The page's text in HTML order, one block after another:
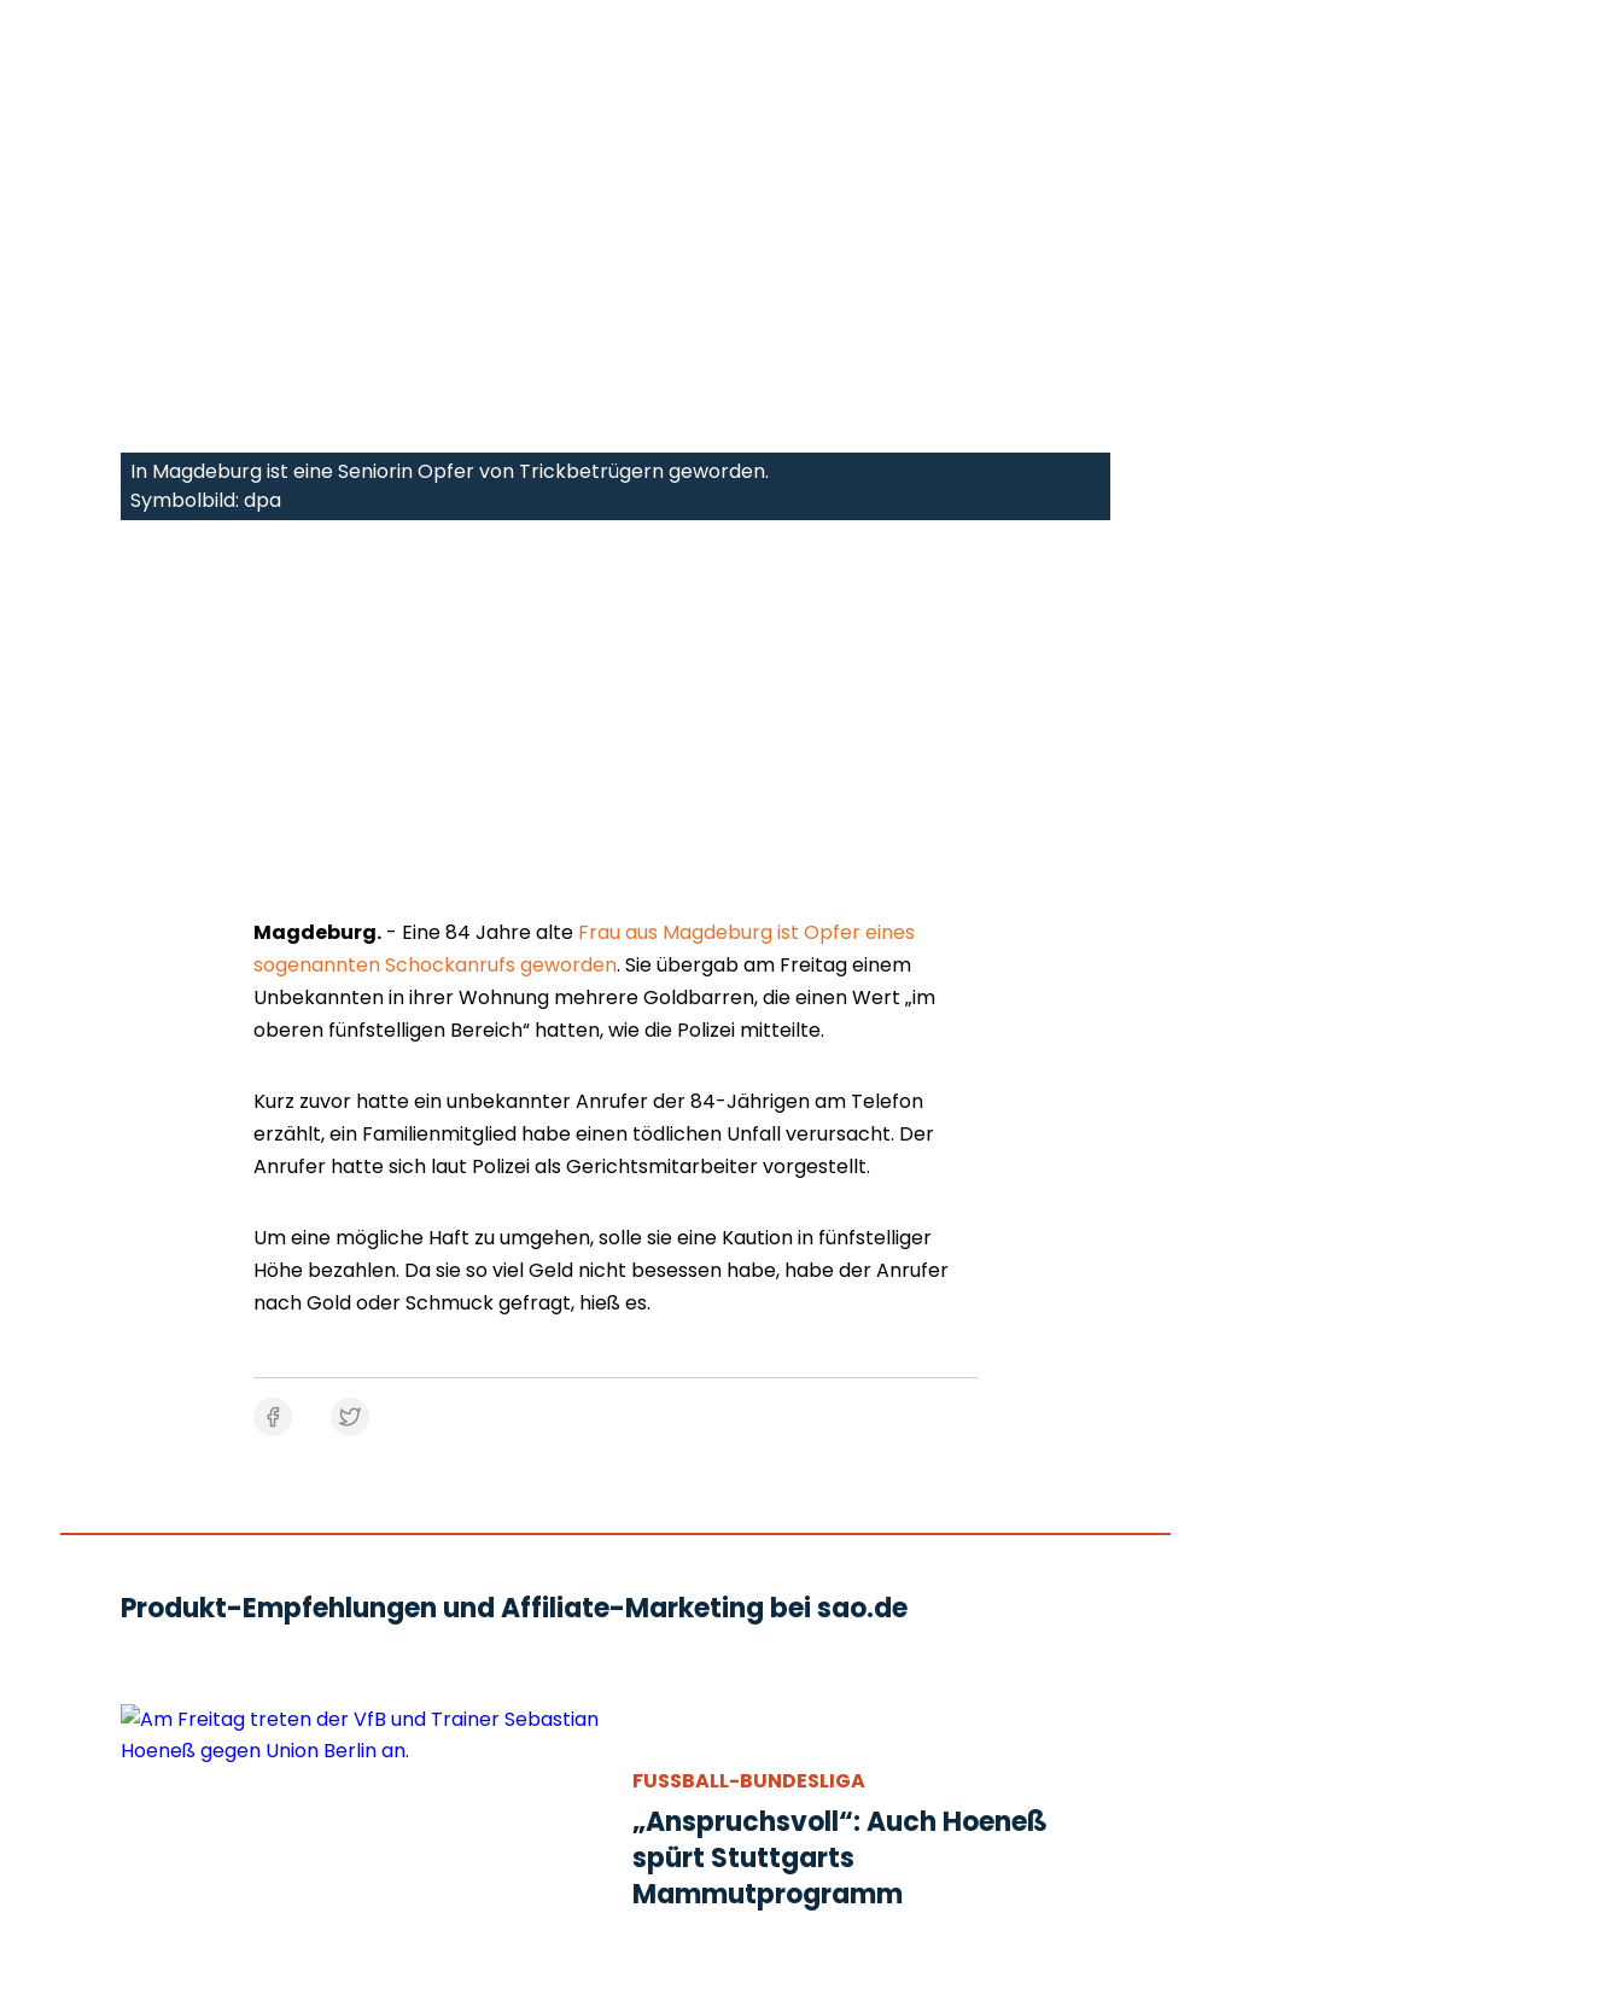
In Magdeburg ist eine Seniorin Opfer von Trickbetrügern geworden.
Symbolbild: dpa
Magdeburg. - Eine 84 Jahre alte Frau aus Magdeburg ist Opfer eines
sogenannten Schockanrufs geworden. Sie übergab am Freitag einem
Unbekannten in ihrer Wohnung mehrere Goldbarren, die einen Wert „im
oberen fünfstelligen Bereich“ hatten, wie die Polizei mitteilte.
Kurz zuvor hatte ein unbekannter Anrufer der 84-Jährigen am Telefon
erzählt, ein Familienmitglied habe einen tödlichen Unfall verursacht. Der
Anrufer hatte sich laut Polizei als Gerichtsmitarbeiter vorgestellt.
Um eine mögliche Haft zu umgehen, solle sie eine Kaution in fünfstelliger
Höhe bezahlen. Da sie so viel Geld nicht besessen habe, habe der Anrufer
nach Gold oder Schmuck gefragt, hieß es.
Produkt-Empfehlungen und Affiliate-Marketing bei sao.de
FUSSBALL-BUNDESLIGA
„Anspruchsvoll“: Auch Hoeneß
spürt Stuttgarts
Mammutprogramm